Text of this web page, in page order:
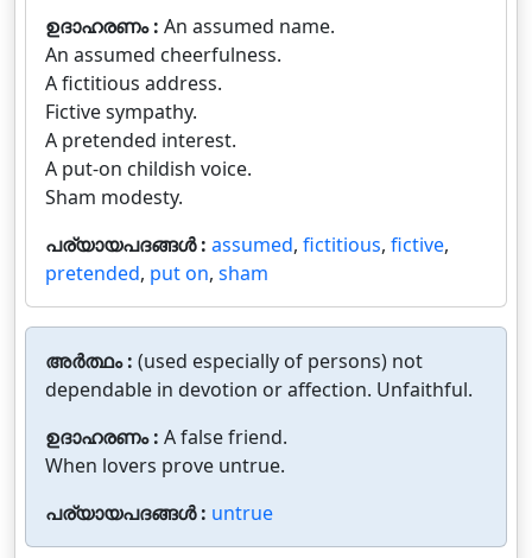
ഉദാഹരണം : An assumed name.
An assumed cheerfulness.
A fictitious address.
Fictive sympathy.
A pretended interest.
A put-on childish voice.
Sham modesty.
പര്യായപദങ്ങൾ : assumed, fictitious, fictive,
pretended, put on, sham
അർത്ഥം : (used especially of persons) not
dependable in devotion or affection. Unfaithful.
ഉദാഹരണം : A false friend.
When lovers prove untrue.
പര്യായപദങ്ങൾ : untrue